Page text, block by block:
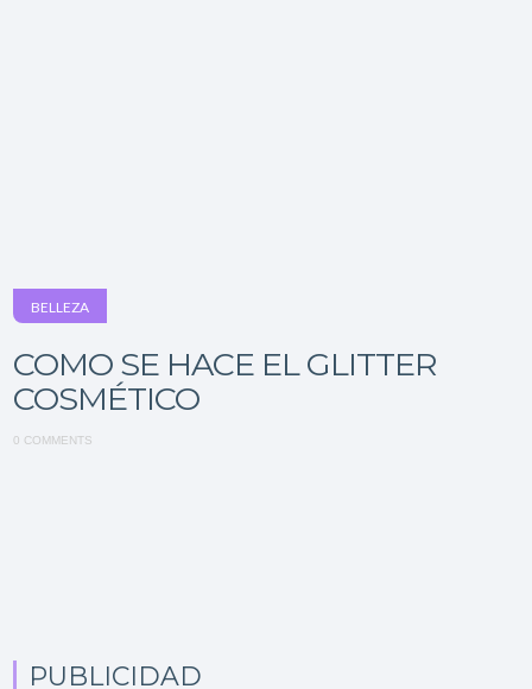
BELLEZA
COMO SE HACE EL GLITTER
COSMÉTICO
0 COMMENTS
PUBLICIDAD